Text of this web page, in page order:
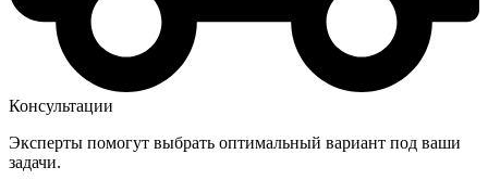
Консультации
Эксперты помогут выбрать оптимальный вариант под ваши
задачи.